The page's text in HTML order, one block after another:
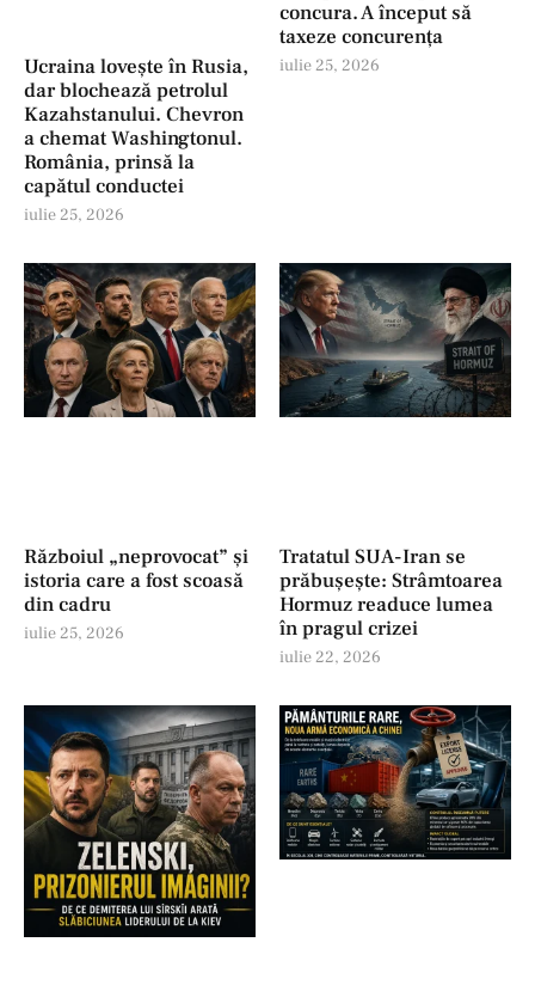
Ucraina lovește în Rusia,
dar blochează petrolul
Kazahstanului. Chevron
a chemat Washingtonul.
România, prinsă la
capătul conductei
iulie 25, 2026
concura. A început să
taxeze concurența
iulie 25, 2026
Războiul „neprovocat” și
istoria care a fost scoasă
din cadru
iulie 25, 2026
Tratatul SUA-Iran se
prăbușește: Strâmtoarea
Hormuz readuce lumea
în pragul crizei
iulie 22, 2026